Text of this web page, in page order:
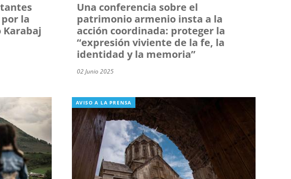
la
Una conferencia sobre el
patrimonio armenio insta a la
acción coordinada: proteger la
“expresión viviente de la fe, la
identidad y la memoria”
02 Junio 2025
AVISO A LA PRENSA